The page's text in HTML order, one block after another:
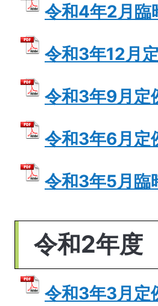
令和4年2月臨
令和3年12月
令和3年9月定
令和3年6月定
令和3年5月臨
令和2年度
令和3年3月定